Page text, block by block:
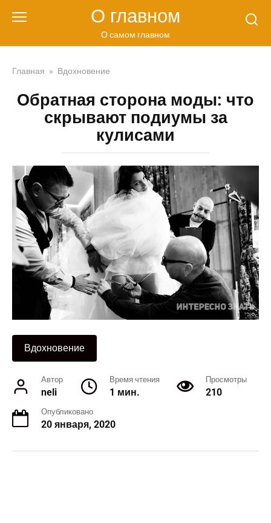
О главном
О самом главном
Главная » Вдохновение
Обратная сторона моды: что
скрывают подиумы за
кулисами
Вдохновение
Автор
neli
Время чтения
1 мин.
Просмотры
210
Опубликовано
20 января, 2020